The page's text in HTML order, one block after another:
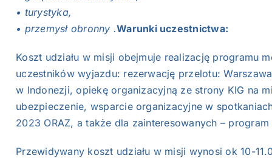
• turystyka,
• przemysł obronny .Warunki uczestnictwa:
Koszt udziału w misji obejmuje realizację programu
uczestników wyjazdu: rezerwację przelotu:
w Indonezji, opiekę organizacyjną ze strony KIG na
ubezpieczenie, wsparcie organizacyjne w
2023 ORAZ, a także dla zainteresowanych –
Przewidywany koszt udziału w misji wynosi ok 10-